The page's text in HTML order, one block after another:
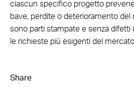
ciascun specifico progetto
bave, perdite o deterioramento del
sono parti stampate e senza difetti
le richieste più esigenti del
Share